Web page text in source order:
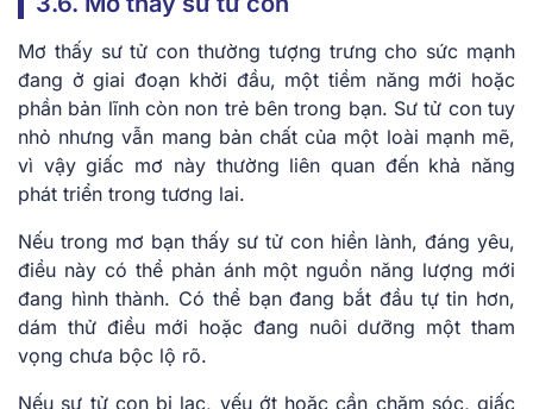
Mơ thấy sư tử con thường tượng trưng cho sức mạnh
đang ở giai đoạn khởi đầu, một tiềm năng mới hoặc
phần bản lĩnh còn non trẻ bên trong bạn. Sư tử con tuy
nhỏ nhưng vẫn mang bản chất của một loài mạnh mẽ,
vì vậy giấc mơ này thường liên quan đến khả năng
phát triển trong tương lai.
Nếu trong mơ bạn thấy sư tử con hiền lành, đáng yêu,
điều này có thể phản ánh một nguồn năng lượng mới
đang hình thành. Có thể bạn đang bắt đầu tự tin hơn,
dám thử điều mới hoặc đang nuôi dưỡng một tham
vọng chưa bộc lộ rõ.
Nếu sư tử con bị lạc, yếu ớt hoặc cần chăm sóc, giấc